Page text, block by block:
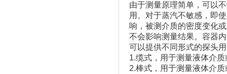
由于测量原理简单，可以
用。对于蒸汽不敏感，即
响，被测介质的密度变化
不会影响测量结果。容器
可以提供不同形式的探头
1.缆式，用于测量液体介
2.棒式，用于测量液体介